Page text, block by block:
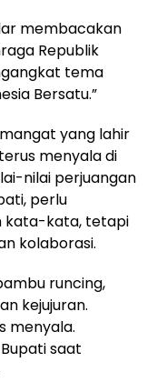
membacakan
Republik
tema
Bersatu.”
yang lahir
menyala di
nilai perjuangan
perlu
kata-kata, tetapi
kolaborasi.
runcing,
kejujuran.
menyala.
saat